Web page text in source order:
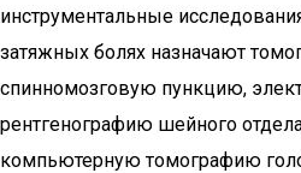
инструментальные
затяжных болях назначают
спинномозговую пункцию,
рентгенографию шейного
компьютерную томографию